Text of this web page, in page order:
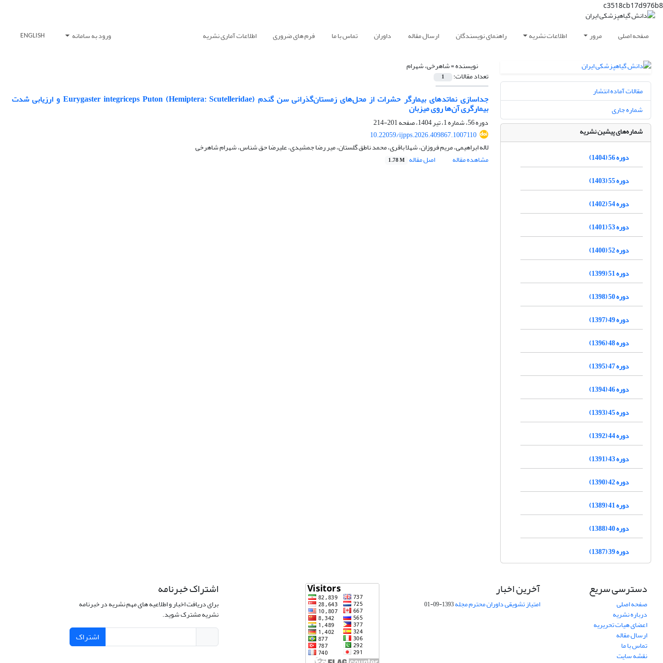
c3518cb17d976b8
صفحه اصلی مرور اطلاعات نشریه راهنمای نویسندگان ارسال مقاله داوران تماس با ما فرم های ضروری اطلاعات آماری نشریه ورود به سامانه ENGLISH
نویسنده =شاهرخی، شهرام
تعداد مقالات: 1
جداسازی نماتدهای بیمارگر حشرات از محل‌های زمستان‌گذرانی سن گندم Eurygaster integriceps Puton (Hemiptera: Scutelleridae) و ارزیابی شدت
بیمارگری‌ آن‌ها روی میزبان
دوره 56، شماره 1، تیر 1404، صفحه
201-214
10.22059/ijpps.2026.409867.1007110
لاله ابراهیمی، مریم فروزان، شهلا باقری، محمد ناطق گلستان، میر رضا جمشیدی، علیرضا حق شناس، شهرام شاهرخی
مشاهده مقاله
اصل مقاله 1.78 M
مقالات آماده انتشار
شماره جاری
شماره‌های پیشین نشریه
دوره 56 (1404)
دوره 55 (1403)
دوره 54 (1402)
دوره 53 (1401)
دوره 52 (1400)
دوره 51 (1399)
دوره 50 (1398)
دوره 49 (1397)
دوره 48 (1396)
دوره 47 (1395)
دوره 46 (1394)
دوره 45 (1393)
دوره 44 (1392)
دوره 43 (1391)
دوره 42 (1390)
دوره 41 (1389)
دوره 40 (1388)
دوره 39 (1387)
دسترسی سریع
صفحه اصلی
درباره نشریه
اعضای هیات تحریریه
ارسال مقاله
تماس با ما
نقشه سایت
آخرین اخبار
امتیاز تشویقی داوران محترم مجله1393-09-01
اشتراک خبرنامه
برای دریافت اخبار و اطلاعیه های مهم نشریه در خبرنامه
نشریه مشترک شوید.
اشتراک